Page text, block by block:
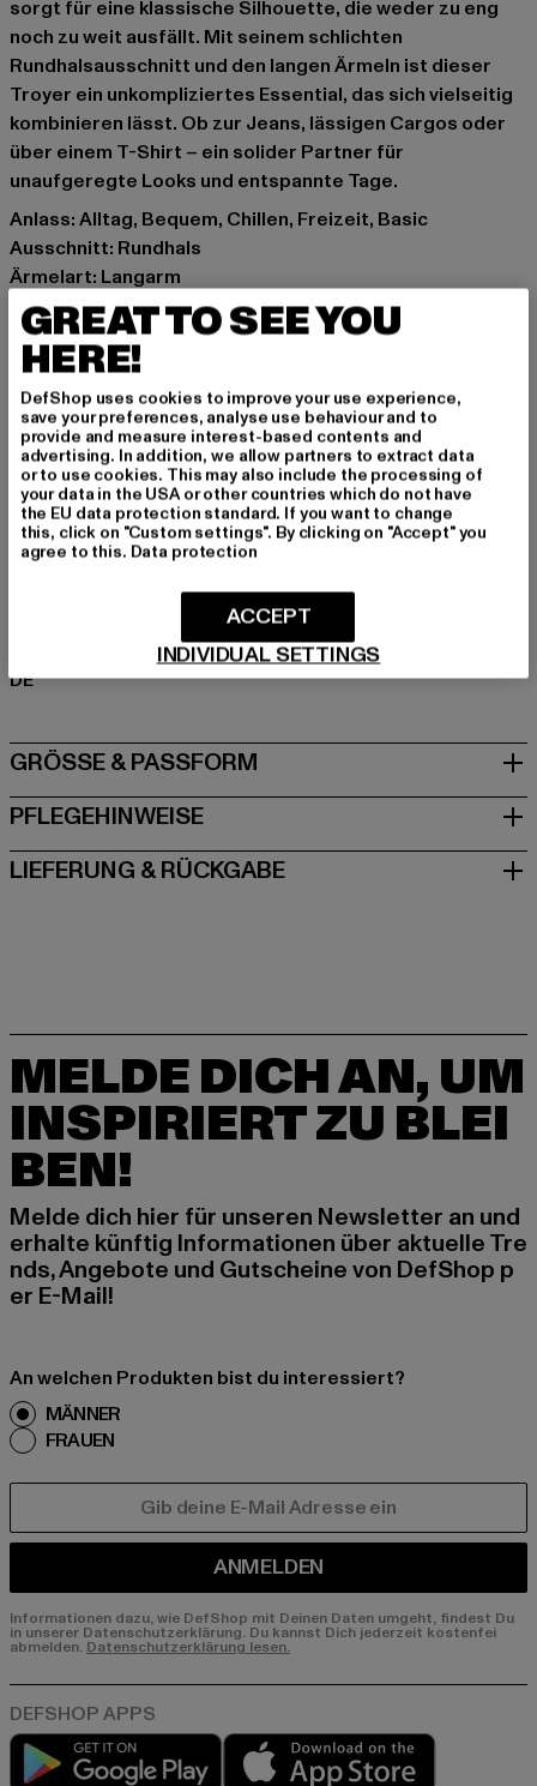
sorgt für eine klassische Silhouette, die weder zu eng
noch zu weit ausfällt. Mit seinem schlichten
Rundhalsausschnitt und den langen Ärmeln ist dieser
Troyer ein unkompliziertes Essential, das sich vielseitig
kombinieren lässt. Ob zur Jeans, lässigen Cargos oder
über einem T-Shirt – ein solider Partner für
unaufgeregte Looks und entspannte Tage.
Anlass: Alltag, Bequem, Chillen, Freizeit, Basic
Ausschnitt: Rundhals
Ärmelart: Langarm
Muster: Unifarben
Details: Rippstrickbündchen
Schnitt: Regulär
Marke: Urban Classics
Kat.: Pullover
Farbe: blau
Hersteller Farbe: powderblue
Materialzusammensetzung: 70% Baumwolle, 30%
Polyester
Art.Nr: TB6751-18327
Hersteller: TB International GmbH |
Dr.-Robert-Murjahn-Straße 7 | 64372 Ober-Ramstadt |
DE
GRÖSSE & PASSFORM
PFLEGEHINWEISE
LIEFERUNG & RÜCKGABE
MELDE DICH AN, UM
INSPIRIERT ZU BLEI
BEN!
Melde dich hier für unseren Newsletter an und
erhalte künftig Informationen über aktuelle Tre
nds, Angebote und Gutscheine von DefShop p
er E-Mail!
An welchen Produkten bist du interessiert?
MÄNNER
FRAUEN
ANMELDEN
Informationen dazu, wie DefShop mit Deinen Daten umgeht, findest Du
in unserer Datenschutzerklärung. Du kannst Dich jederzeit kostenfei
abmelden. Datenschutzerklärung lesen.
Play market
GREAT TO SEE YOU
HERE!
DefShop uses cookies to improve your use experience,
save your preferences, analyse use behaviour and to
provide and measure interest-based contents and
advertising. In addition, we allow partners to extract data
or to use cookies. This may also include the processing of
your data in the USA or other countries which do not have
the EU data protection standard. If you want to change
this, click on "Custom settings". By clicking on "Accept" you
agree to this. Data protection
INDIVIDUAL SETTINGS
ACCEPT